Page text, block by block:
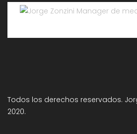
Todos los derechos reservados.
2020.